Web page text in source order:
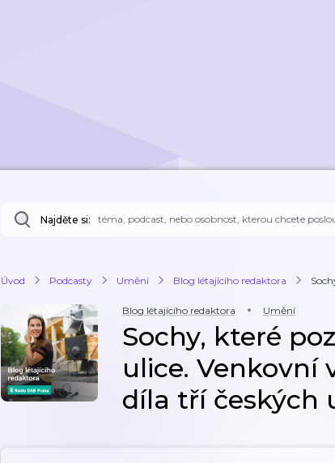
Najděte si:
Úvod Podcasty Umění Blog létajícího redaktora
Blog létajícího redaktora Umění
Sochy, které
ulice. Venkovní
díla tří českých